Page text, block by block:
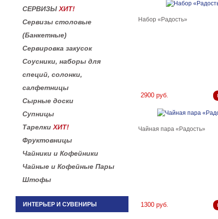
СЕРВИЗЫ ХИТ!
Сервизы столовые
(Банкетные)
Сервировка закусок
Соусники, наборы для
специй, солонки,
салфетницы
Сырные доски
Супницы
Тарелки ХИТ!
Фруктовницы
Чайники и Кофейники
Чайные и Кофейные Пары
Штофы
ИНТЕРЬЕР И СУВЕНИРЫ
Набор «Радость»
2900 руб.
Чайная пара «Радость»
1300 руб.